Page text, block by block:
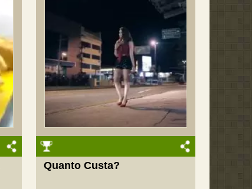
Quanto Custa?